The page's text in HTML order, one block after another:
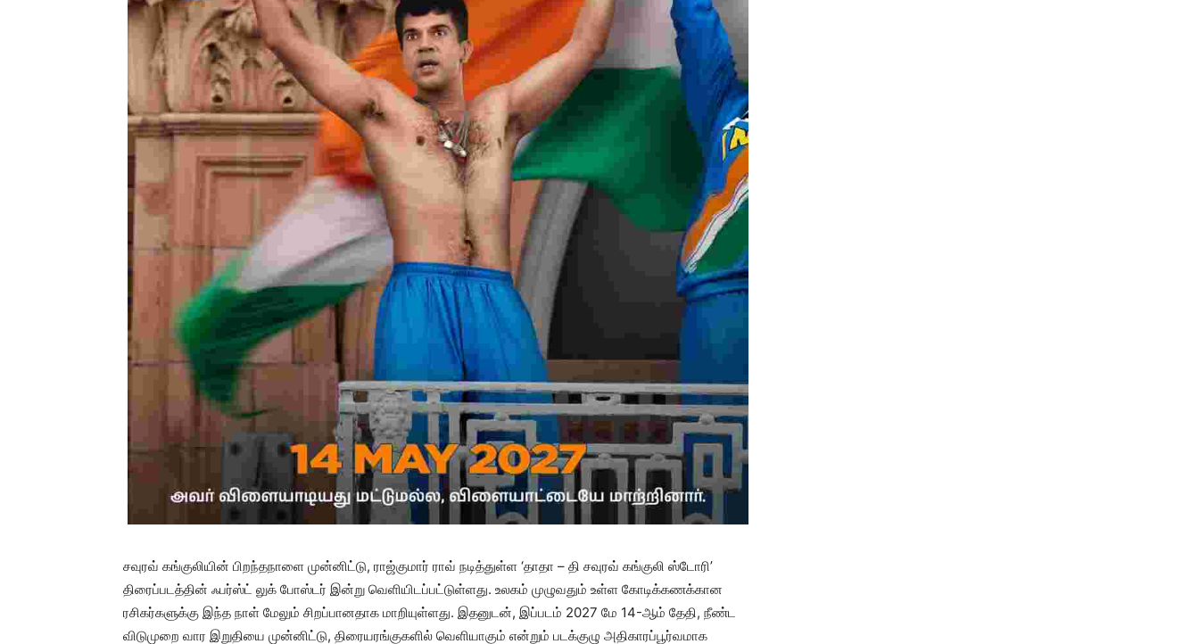
சவுரவ் கங்குலியின் பிறந்தநாளை முன்னிட்டு, ராஜ்குமார் ராவ் நடித்துள்ள ‘தாதா – தி சவுரவ் கங்குலி ஸ்டோரி’
திரைப்படத்தின் ஃபர்ஸ்ட் லுக் போஸ்டர் இன்று வெளியிடப்பட்டுள்ளது. உலகம் முழுவதும் உள்ள கோடிக்கணக்கான
ரசிகர்களுக்கு இந்த நாள் மேலும் சிறப்பானதாக மாறியுள்ளது. இதனுடன், இப்படம் 2027 மே 14-ஆம் தேதி, நீண்ட
விடுமுறை வார இறுதியை முன்னிட்டு, திரையரங்குகளில் வெளியாகும் என்றும் படக்குழு அதிகாரப்பூர்வமாக